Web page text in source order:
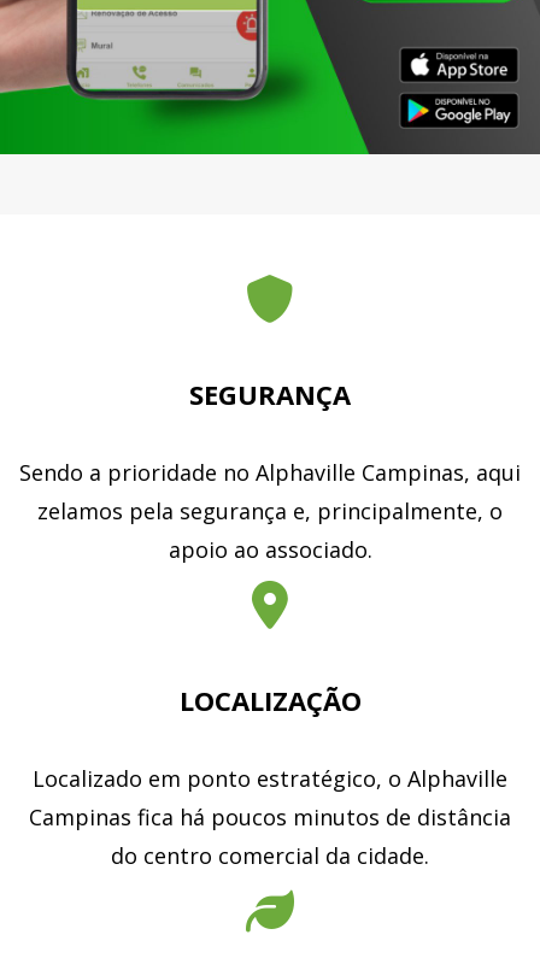
SEGURANÇA
Sendo a prioridade no Alphaville Campinas, aqui
zelamos pela segurança e, principalmente, o
apoio ao associado.
LOCALIZAÇÃO
Localizado em ponto estratégico, o Alphaville
Campinas fica há poucos minutos de distância
do centro comercial da cidade.